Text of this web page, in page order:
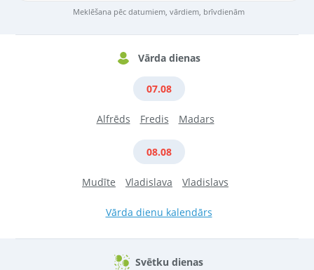
Meklēšana pēc datumiem, vārdiem, brīvdienām
Vārda dienas
07.08
Alfrēds Fredis Madars
08.08
Mudīte Vladislava Vladislavs
Vārda dienu kalendārs
Svētku dienas